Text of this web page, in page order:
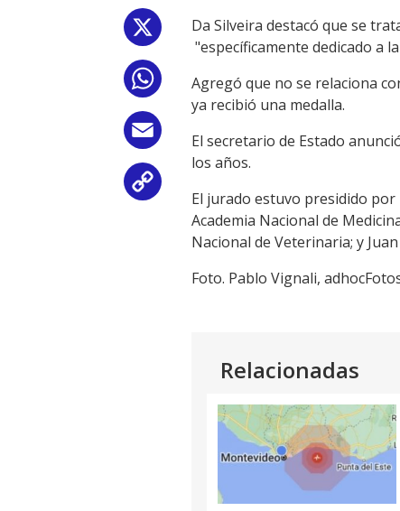
WhatsApp
Email
Link
Da Silveira destacó que se
"específicamente dedicado a
Agregó que no se relaciona
ya recibió una medalla.
El secretario de Estado
los años.
El jurado estuvo presidido
Academia Nacional de
Nacional de Veterinaria; y
Foto. Pablo Vignali,
Relacionadas